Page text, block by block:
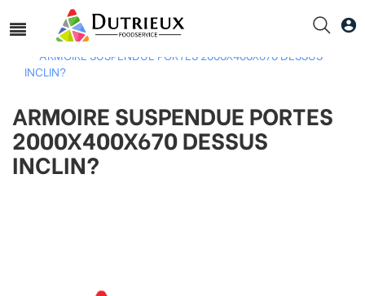
Accueil
GAFIC
ARMOIRE SUSPENDUE PORTES 2000X400X670 DESSUS
INCLIN?
ARMOIRE SUSPENDUE PORTES
2000X400X670 DESSUS
INCLIN?